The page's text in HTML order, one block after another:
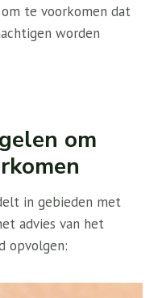
te voorkomen dat
worden
om
in gebieden met
advies van het
opvolgen: